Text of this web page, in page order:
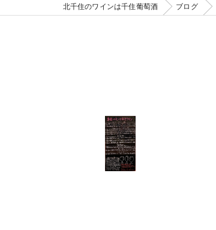
北千住のワインは千住葡萄酒 ブログ